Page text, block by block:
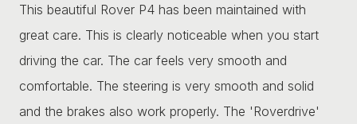
This beautiful Rover P4 has been maintained with
great care. This is clearly noticeable when you start
driving the car. The car feels very smooth and
comfortable. The steering is very smooth and solid
and the brakes also work properly. The 'Roverdrive'